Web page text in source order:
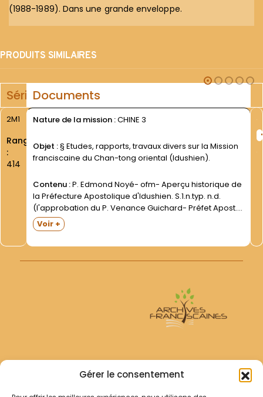
Gérer le consentement
(1988-1989). Dans une grande enveloppe.
PRODUITS SIMILAIRES
SérieDocuments
2M1
Rang
:
414
Nature de la mission :CHINE 3
Objet :§ Etudes, rapports, travaux divers sur la Mission
franciscaine du Chan-tong oriental (Idushien).
Contenu :P. Edmond Noyé- ofm- Aperçu historique de
la Préfecture Apostolique d'Idushien. S.1.n.typ. n.d.
(l'approbation du P. Venance Guichard- Préfet Apost.-
est datée de Tsingchow- 1er mai 1933). 34 D.- illustr. X.-
Compendium Historicum Praefecturae Apostolicae de
Voir +
Archives Franciscaines